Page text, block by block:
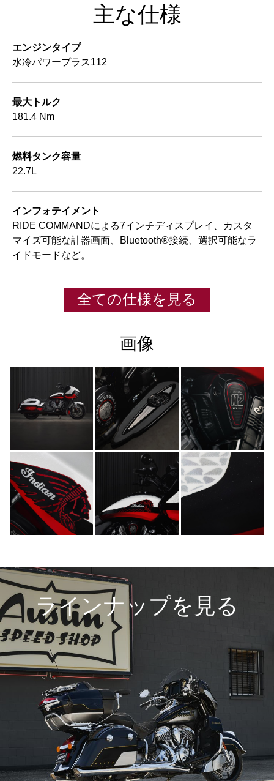
主な仕様
エンジンタイプ
水冷パワープラス112
最大トルク
181.4 Nm
燃料タンク容量
22.7L
インフォテイメント
RIDE COMMANDによる7インチディスプレイ、カスタ
マイズ可能な計器画面、Bluetooth®接続、選択可能なラ
イドモードなど。
全ての仕様を見る
画像
ラインナップを見る